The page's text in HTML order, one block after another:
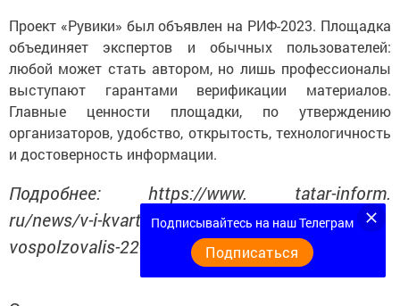
Проект «Рувики» был объявлен на РИФ-2023. Площадка
объединяет экспертов и обычных пользователей:
любой может стать автором, но лишь профессионалы
выступают гарантами верификации материалов.
Главные ценности площадки, по утверждению
организаторов, удобство, открытость, технологичность
и достоверность информации.
Подробнее: https://www. tatar-inform.
ru/news/v-i-kvartale-2025-goda-ruviki-
vospolzovalis-22-mln-celovek-5979639
Подписывайтесь на наш Телеграм
Подписаться